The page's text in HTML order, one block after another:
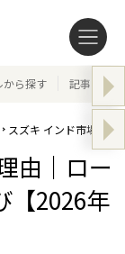
から探す 記事テー
スズキ インド市場成
由｜ロー
【2026年